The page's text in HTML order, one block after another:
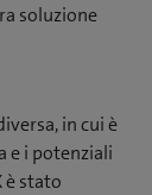
soluzione
in cui è
e i potenziali
è stato